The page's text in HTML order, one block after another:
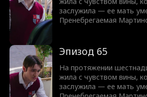
некотором смысле его
когда у Анжелики
заслужила — ее мать
Пренебрегаемая
стороны. Но когда к ним
их кузина Мэдисон, даже
оборачивается против
чтобы умерла она, а не
некотором смысле его
когда у Анжелики
Эпизод 65
На протяжении
жила с чувством вины,
заслужила — ее мать